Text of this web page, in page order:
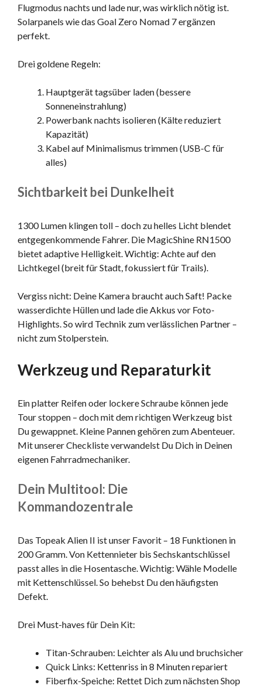
Flugmodus nachts und lade nur, was wirklich nötig ist.
Solarpanels wie das Goal Zero Nomad 7 ergänzen
perfekt.
Drei goldene Regeln:
Hauptgerät tagsüber laden (bessere
Sonneneinstrahlung)
Powerbank nachts isolieren (Kälte reduziert
Kapazität)
Kabel auf Minimalismus trimmen (USB-C für
alles)
Sichtbarkeit bei Dunkelheit
1300 Lumen klingen toll – doch zu helles Licht blendet
entgegenkommende Fahrer. Die MagicShine RN1500
bietet adaptive Helligkeit. Wichtig: Achte auf den
Lichtkegel (breit für Stadt, fokussiert für Trails).
Vergiss nicht: Deine Kamera braucht auch Saft! Packe
wasserdichte Hüllen und lade die Akkus vor Foto-
Highlights. So wird Technik zum verlässlichen Partner –
nicht zum Stolperstein.
Werkzeug und Reparaturkit
Ein platter Reifen oder lockere Schraube können jede
Tour stoppen – doch mit dem richtigen Werkzeug bist
Du gewappnet. Kleine Pannen gehören zum Abenteuer.
Mit unserer Checkliste verwandelst Du Dich in Deinen
eigenen Fahrradmechaniker.
Dein Multitool: Die
Kommandozentrale
Das Topeak Alien II ist unser Favorit – 18 Funktionen in
200 Gramm. Von Kettennieter bis Sechskantschlüssel
passt alles in die Hosentasche. Wichtig: Wähle Modelle
mit Kettenschlüssel. So behebst Du den häufigsten
Defekt.
Drei Must-haves für Dein Kit:
Titan-Schrauben: Leichter als Alu und bruchsicher
Quick Links: Kettenriss in 8 Minuten repariert
Fiberfix-Speiche: Rettet Dich zum nächsten Shop